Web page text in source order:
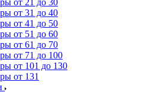
от 21 до 30
от 31 до 40
от 41 до 50
от 51 до 60
от 61 до 70
от 71 до 100
от 101 до 130
от 131